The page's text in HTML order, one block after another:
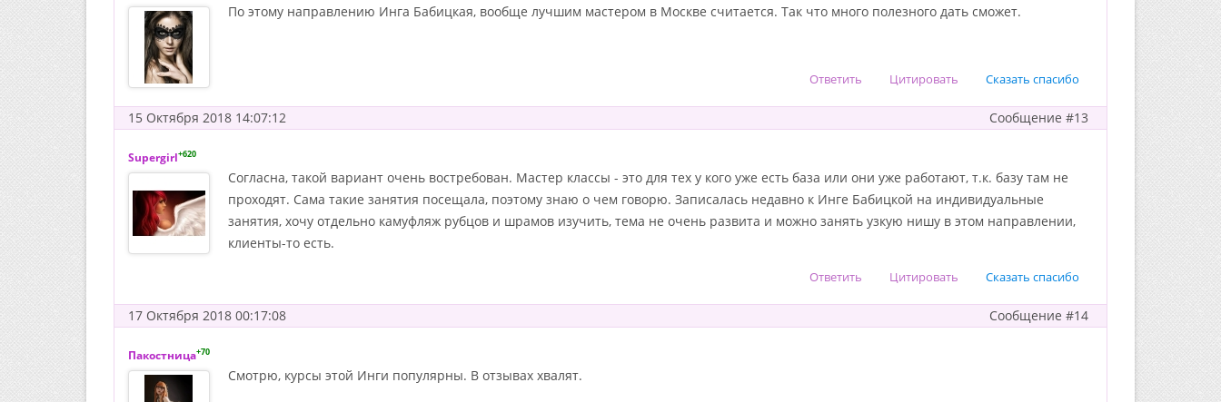
По этому направлению Инга Бабицкая, вообще лучшим мастером в Москве считается. Так что много полезного дать сможет.
Сказать спасибо
Цитировать
Ответить
Сообщение #13
15 Октября 2018 14:07:12
Supergirl+620
Согласна, такой вариант очень востребован. Мастер классы - это для тех у кого уже есть база или они уже работают, т.к. базу там не
проходят. Сама такие занятия посещала, поэтому знаю о чем говорю. Записалась недавно к Инге Бабицкой на индивидуальные
занятия, хочу отдельно камуфляж рубцов и шрамов изучить, тема не очень развита и можно занять узкую нишу в этом направлении,
клиенты-то есть.
Сказать спасибо
Цитировать
Ответить
Сообщение #14
17 Октября 2018 00:17:08
Пакостница+70
Смотрю, курсы этой Инги популярны. В отзывах хвалят.